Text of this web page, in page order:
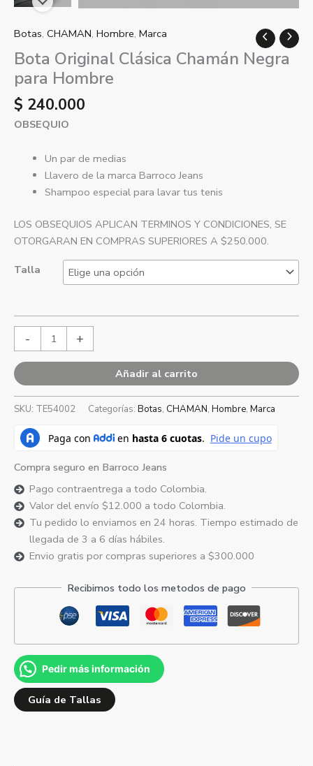
Botas, CHAMAN, Hombre, Marca
Bota Original Clásica Chamán Negra
para Hombre
$ 240.000
OBSEQUIO
Un par de medias
Llavero de la marca Barroco Jeans
Shampoo especial para lavar tus tenis
LOS OBSEQUIOS APLICAN TERMINOS Y CONDICIONES, SE
OTORGARAN EN COMPRAS SUPERIORES A $250.000.
Talla
- +
Añadir al carrito
SKU: TE54002 Categorías: Botas, CHAMAN, Hombre, Marca
Compra seguro en Barroco Jeans
Pago contraentrega a todo Colombia.
Valor del envío $12.000 a todo Colombia.
Tu pedido lo enviamos en 24 horas. Tiempo estimado de
llegada de 3 a 6 días hábiles.
Envio gratis por compras superiores a $300.000
Recibimos todo los metodos de pago
Pedir más información
Guía de Tallas